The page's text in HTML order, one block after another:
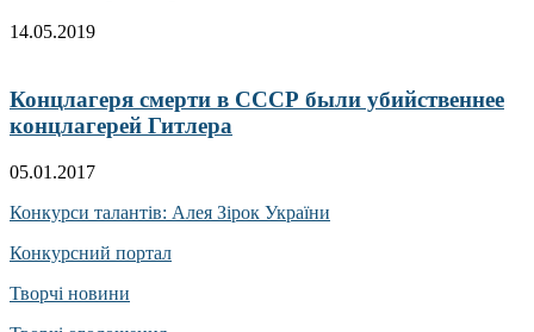
14.05.2019
Концлагеря смерти в СССР были убийственнее
концлагерей Гитлера
05.01.2017
Конкурси талантів: Алея Зірок України
Конкурсний портал
Творчі новини